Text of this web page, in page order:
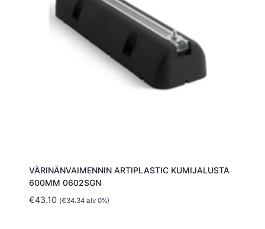
VÄRINÄNVAIMENNIN ARTIPLASTIC KUMIJALUSTA
600MM 0602SGN
€43.10 (€34.34alv 0%)